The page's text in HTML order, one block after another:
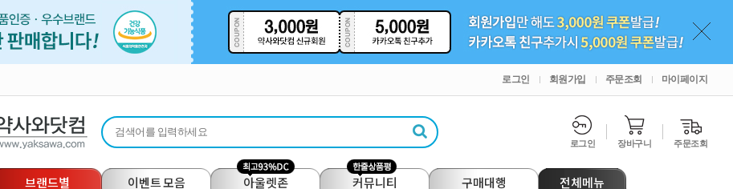
로그인 회원가입 주문조회 마이페이지
주문조회
장바구니
로그인
브랜드별 이벤트 모음 아울렛존 커뮤니티 구매대행 전체메뉴